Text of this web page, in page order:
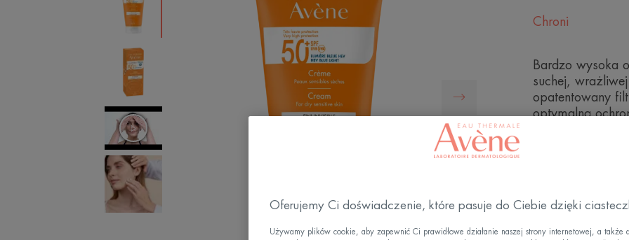
Chroni
Bardzo wysoka
suchej,
opatentowany
optymalną
przeciwsłoneczny
Oferujemy Ci doświadczenie, które pasuje do Ciebie dzięki
Używamy plików cookie, aby zapewnić Ci prawidłowe działanie naszej strony internetowej, a także